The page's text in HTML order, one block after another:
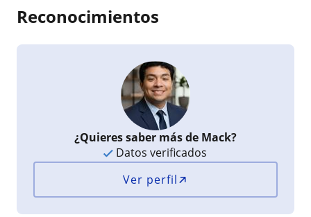
Reconocimientos
¿Quieres saber más de Mack?
Datos verificados
Ver perfil